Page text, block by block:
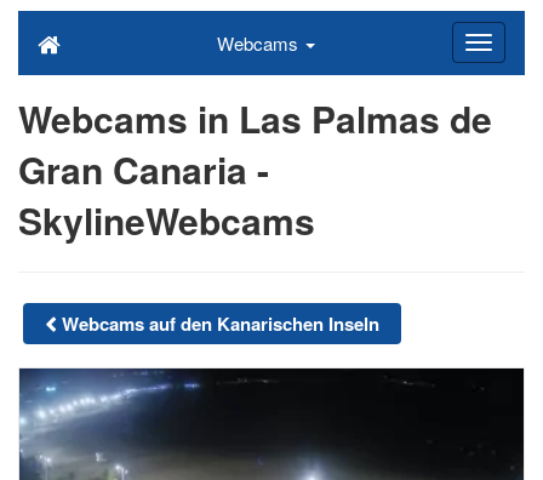
Webcams
Webcams in Las Palmas de
Gran Canaria -
SkylineWebcams
Webcams auf den Kanarischen Inseln